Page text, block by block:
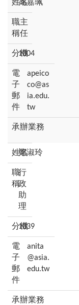
高嘉珮
主
任
1004
apeico
co@as
ia.edu.
tw
鄭淑玲
行
政
助
理
1039
anita
@asia.
edu.tw